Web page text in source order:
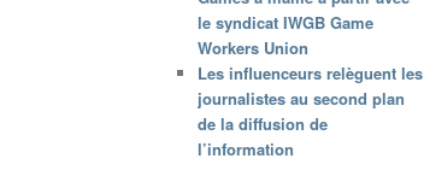
le syndicat IWGB Game
Workers Union
Les influenceurs relèguent les
journalistes au second plan
de la diffusion de
l’information